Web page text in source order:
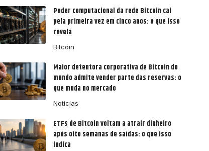
Poder computacional da rede Bitcoin cai
pela primeira vez em cinco anos: o que isso
revela
Bitcoin
Maior detentora corporativa de Bitcoin do
mundo admite vender parte das reservas: o
que muda no mercado
Notícias
ETFs de Bitcoin voltam a atrair dinheiro
após oito semanas de saídas: o que isso
indica